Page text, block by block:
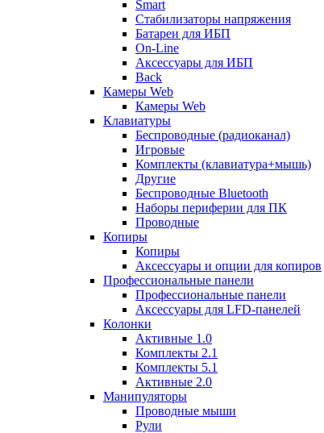
Smart
Стабилизаторы напряжения
Батареи для ИБП
On-Line
Аксессуары для ИБП
Back
Камеры Web
Камеры Web
Клавиатуры
Беспроводные (радиоканал)
Игровые
Комплекты (клавиатура+мышь)
Другие
Беспроводные Bluetooth
Наборы периферии для ПК
Проводные
Копиры
Копиры
Аксессуары и опции для копиров
Профессиональные панели
Профессиональные панели
Аксессуары для LFD-панелей
Колонки
Активные 1.0
Комплекты 2.1
Комплекты 5.1
Активные 2.0
Манипуляторы
Проводные мыши
Рули